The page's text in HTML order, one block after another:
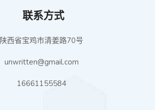
联系方式
陕西省宝鸡市清姜路70号
unwritten@gmail.com
16661155584